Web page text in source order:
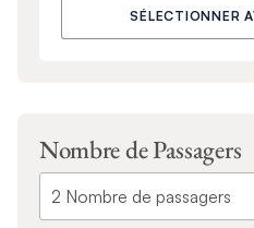
SÉLECTIONNER
Nombre de Passagers